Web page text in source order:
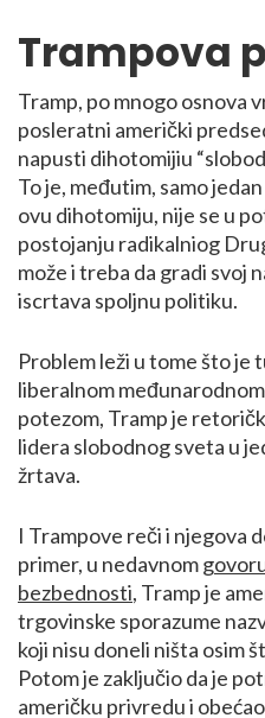
Trampova
Tramp, po mnogo osnova
posleratni američki
napusti dihotomijiu
To je, međutim, samo
ovu dihotomiju, nije se u
postojanju radikalniog
može i treba da gradi svoj
iscrtava spoljnu politiku.
Problem leži u tome što je
liberalnom
potezom, Tramp je
lidera slobodnog sveta u
žrtava.
I Trampove reči i njegova
primer, u nedavnom
bezbednosti, Tramp je
trgovinske sporazume
koji nisu doneli ništa osim
Potom je zaključio da je
američku privredu i